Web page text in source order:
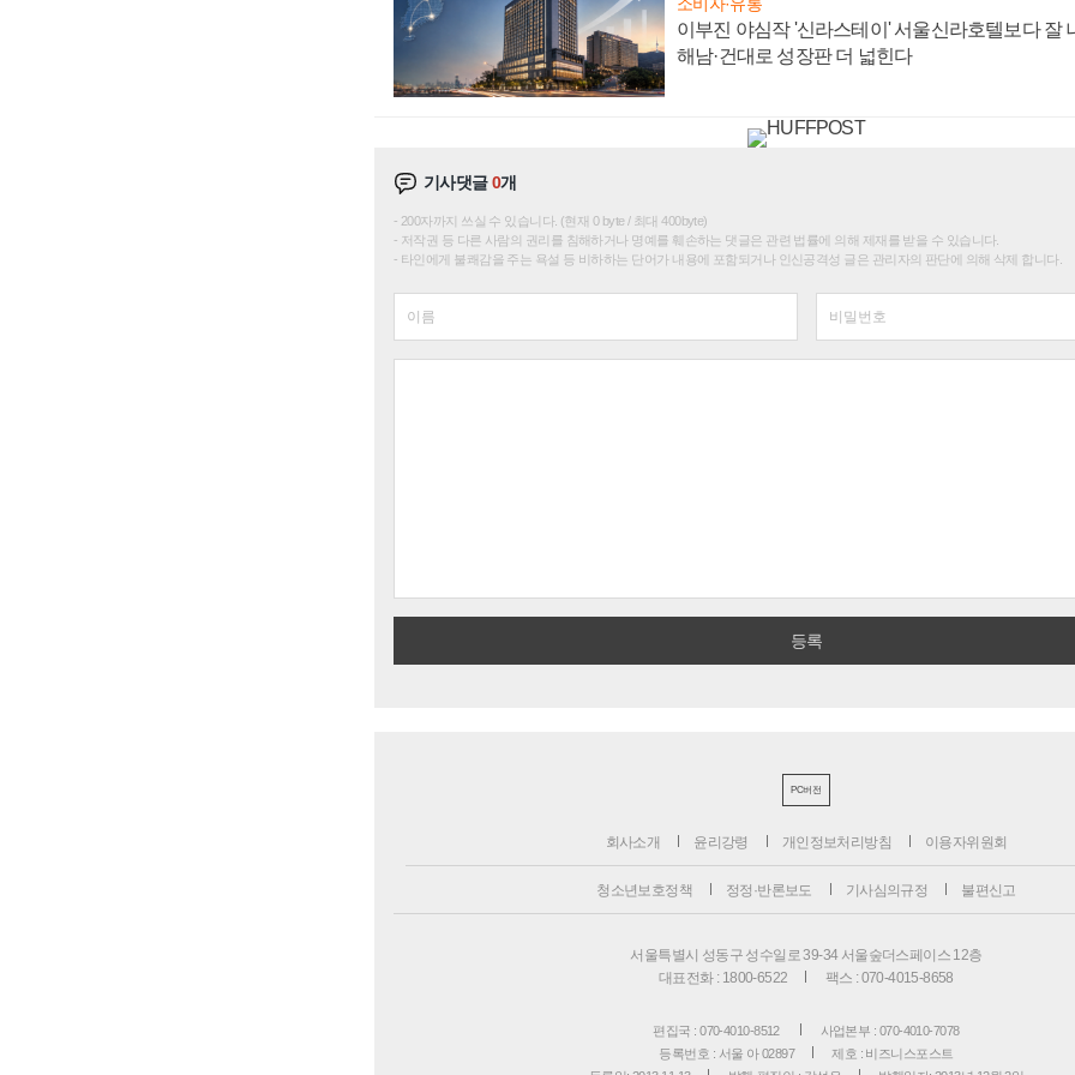
이부진 야심작 '신라스테이' 서울신라호텔보다 잘
해남·건대로 성장판 더 넓힌다
기사댓글0개
200자까지 쓰실 수 있습니다. (현재 0 byte / 최대 400byte)
저작권 등 다른 사람의 권리를 침해하거나 명예를 훼손하는 댓글은 관련 법률에 의해 제재를 받을 수 있습니다.
타인에게 불쾌감을 주는 욕설 등 비하하는 단어가 내용에 포함되거나 인신공격성 글은 관리자의 판단에 의해 삭제 합니다.
PC버전
회사소개 윤리강령 개인정보처리방침 이용자위원회
청소년보호정책 정정·반론보도 기사심의규정 불편신고
서울특별시 성동구 성수일로 39-34 서울숲더스페이스 12층
대표전화 : 1800-6522
팩스 : 070-4015-8658
편집국 : 070-4010-8512
사업본부 : 070-4010-7078
등록번호 : 서울 아 02897
제호 : 비즈니스포스트